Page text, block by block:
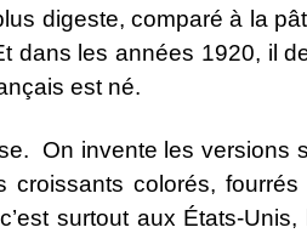
digeste, comparé à la
dans les années 1920, il
est né.
On invente les
colorés,
surtout aux États-Unis,